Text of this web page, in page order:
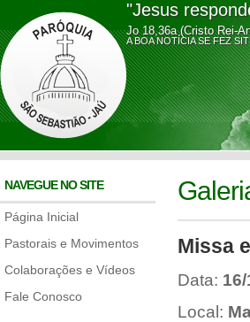
"Jesus
Jo 18,36a (Cristo Rei-
A BOA NOTÍCIA SE
NAVEGUE NO SITE
Página Inicial
Pastorais e Movimentos
Colaborações e Vídeos
Fale Conosco
Missa
Data:
Local: